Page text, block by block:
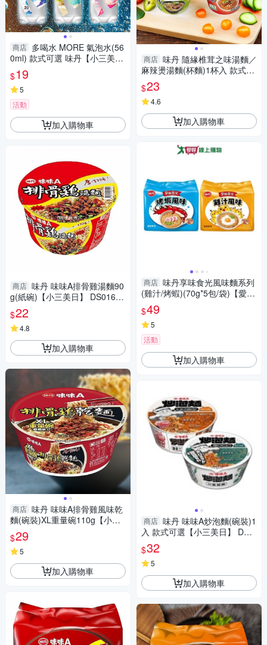
商店 多喝水 MORE 氣泡水(56
0ml) 款式可選 味丹【小三美
日】 DS024149 無糖 調飲料
$19
5
活動
加入購物車
商店 味丹 味味A排骨雞湯麵90
g(紙碗)【小三美日】 DS01653
2 泡麵 湯麵 宵夜 拜拜 普渡 速
食麵
$22
4.8
加入購物車
商店 味丹 味味A排骨雞風味乾
麵(碗裝)XL重量碗110g【小三
美日】 DS024193 泡麵 拌麵
宵夜 拜拜 颱風
$29
5
加入購物車
商店 味丹 隨緣椎茸之味湯麵／
麻辣燙湯麵(杯麵)1杯入 款式可
選【小三美日】 DS016497 泡
麵 宵夜 拜拜
$23
4.6
加入購物車
商店 味丹享味食光風味麵系列
(雞汁/烤蝦)(70g*5包/袋)【愛
買】
$49
5
活動
加入購物車
商店 味丹 味味A炒泡麵(碗裝)1
入 款式可選【小三美日】 DS0
24188 泡麵 拌麵 宵夜 拜拜 颱
風
$32
5
加入購物車